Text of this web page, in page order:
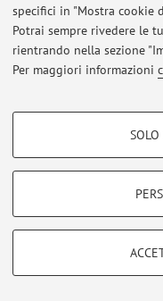
specifici in "Mostra cookie
Potrai sempre rivedere le
rientrando nella sezione
Per maggiori informazioni
COOKIE DI
COOKIE TECNICI -
Si tratta di cookie tecnici
SOLO
Area riservata
Accedi tramite
|